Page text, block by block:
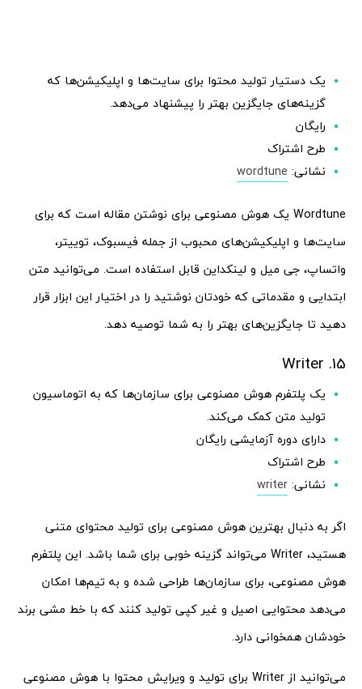
یک دستیار تولید محتوا برای سایت‌ها و اپلیکیشن‌ها که
گزینه‌های جایگزین بهتر را پیشنهاد می‌دهد.
رایگان
طرح اشتراک
نشانی: wordtune
Wordtune یک هوش مصنوعی برای نوشتن مقاله است که برای
سایت‌ها و اپلیکیشن‌های محبوب از جمله فیسبوک، توییتر،
واتساپ، جی میل و لینکداین قابل استفاده است. می‌توانید متن
ابتدایی و مقدماتی که خودتان نوشتید را در اختیار این ابزار قرار
دهید تا جایگزین‌های بهتر را به شما توصیه دهد.
15. Writer
یک پلتفرم هوش مصنوعی برای سازمان‌ها که به اتوماسیون
تولید متن کمک می‌کند.
دارای دوره آزمایشی رایگان
طرح اشتراک
نشانی: writer
اگر به دنبال بهترین هوش مصنوعی برای تولید محتوای متنی
هستید، Writer می‌تواند گزینه خوبی برای شما باشد. این پلتفرم
هوش مصنوعی، برای سازمان‌ها طراحی شده و به تیم‌ها امکان
می‌دهد محتوایی اصیل و غیر کپی تولید کنند که با خط مشی برند
خودشان همخوانی دارد.
می‌توانید از Writer برای تولید و ویرایش محتوا با هوش مصنوعی